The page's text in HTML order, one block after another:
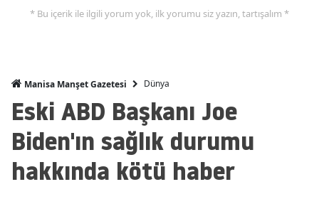
* Bu içerik ile ilgili yorum yok, ilk yorumu siz yazın, tartışalım *
Manisa Manşet Gazetesi Dünya
Eski ABD Başkanı Joe
Biden'ın sağlık durumu
hakkında kötü haber